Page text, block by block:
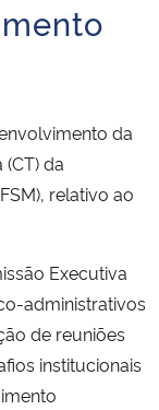
da
da
relativo ao
Executiva
administrativos
de reuniões
institucionais